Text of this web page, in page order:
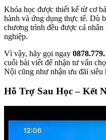
Khóa học được thiết kế từ cơ
hành và ứng dụng thực tế. Dù
chương trình đều được cá
nghiệp.
Vì vậy, hãy gọi ngay
cuối bài viết để nhận tư vấn
Nội cũng như nhận ưu đãi
Hỗ Trợ Sau Học – Kết